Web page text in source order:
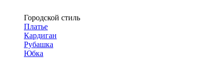
Городской стиль
Платье
Кардиган
Рубашка
Юбка